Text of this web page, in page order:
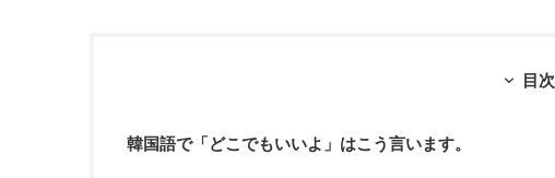
目次
韓国語で「どこでもいいよ」はこう言います。